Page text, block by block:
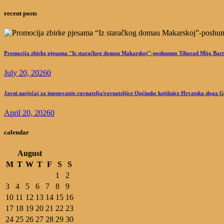
recent posts
Promocija zbirke pjesama "Iz staračkog domau Makarskoj"-poshumno Tihorad Mijo
July 20, 20260
Javni natječaj za imenovanje ravnatelja/ravnateljice Općinske knjižnice Hrvatska sloga
April 20, 20260
calendar
August
M T W T F S
S
1
2
3
4 5 6 7 8
9
10 11 12 13 14 15 16
17 18 19 20 21 22 23
24 25 26 27 28 29 30